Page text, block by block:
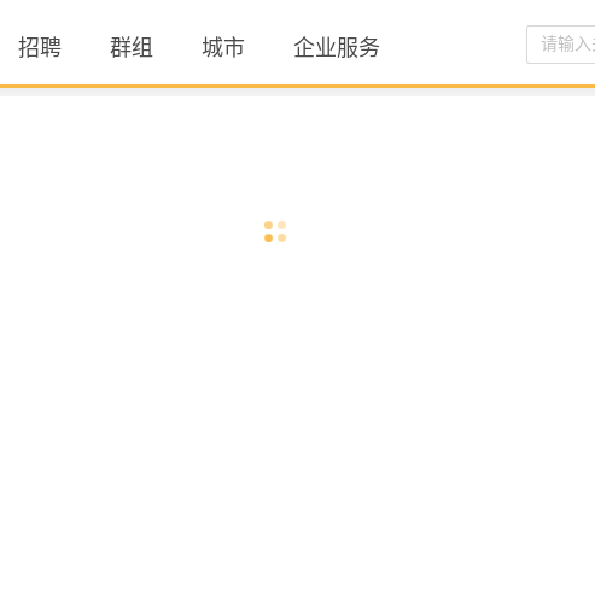
招聘 群组 城市 企业服务